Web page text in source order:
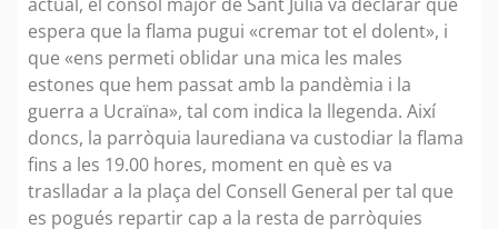
espera que la flama pugui «cremar tot el dolent», i
que «ens permeti oblidar una mica les males
estones que hem passat amb la pandèmia i la
guerra a Ucraïna», tal com indica la llegenda. Així
doncs, la parròquia laurediana va custodiar la flama
fins a les 19.00 hores, moment en què es va
traslladar a la plaça del Consell General per tal que
es pogués repartir cap a la resta de parròquies